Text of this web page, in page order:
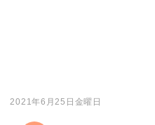
2021年6月25日金曜日